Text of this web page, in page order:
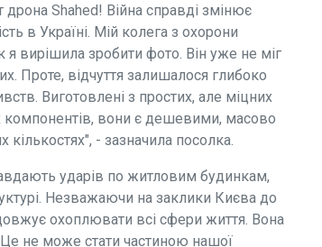
Shahed! Війна справді змінює
в Україні. Мій колега з охорони
вирішила зробити фото. Він уже не міг
Проте, відчуття залишалося глибоко
Виготовлені з простих, але міцних
компонентів, вони є дешевими, масово
- зазначила посолка.
ударів по житловим будинкам,
Незважаючи на заклики Києва до
охоплювати всі сфери життя. Вона
Це не може стати частиною нашої